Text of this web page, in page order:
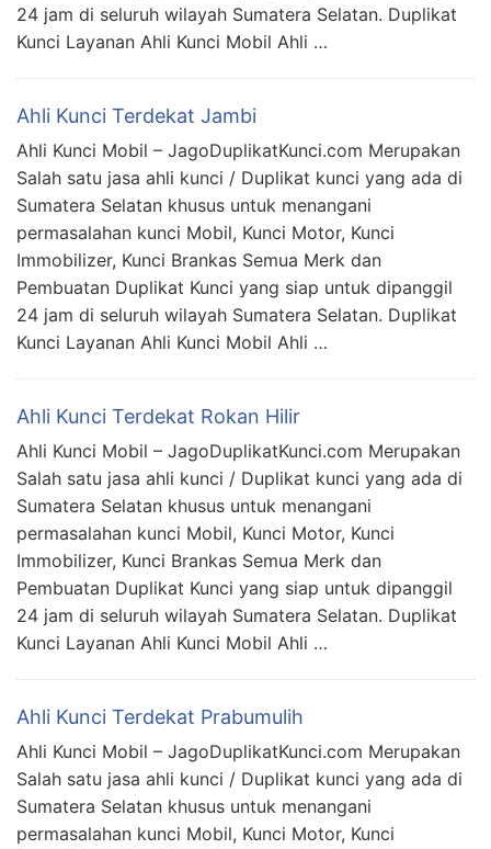
24 jam di seluruh wilayah Sumatera Selatan. Duplikat
Kunci Layanan Ahli Kunci Mobil Ahli …
Ahli Kunci Terdekat Jambi
Ahli Kunci Mobil – JagoDuplikatKunci.com Merupakan
Salah satu jasa ahli kunci / Duplikat kunci yang ada di
Sumatera Selatan khusus untuk menangani
permasalahan kunci Mobil, Kunci Motor, Kunci
Immobilizer, Kunci Brankas Semua Merk dan
Pembuatan Duplikat Kunci yang siap untuk dipanggil
24 jam di seluruh wilayah Sumatera Selatan. Duplikat
Kunci Layanan Ahli Kunci Mobil Ahli …
Ahli Kunci Terdekat Rokan Hilir
Ahli Kunci Mobil – JagoDuplikatKunci.com Merupakan
Salah satu jasa ahli kunci / Duplikat kunci yang ada di
Sumatera Selatan khusus untuk menangani
permasalahan kunci Mobil, Kunci Motor, Kunci
Immobilizer, Kunci Brankas Semua Merk dan
Pembuatan Duplikat Kunci yang siap untuk dipanggil
24 jam di seluruh wilayah Sumatera Selatan. Duplikat
Kunci Layanan Ahli Kunci Mobil Ahli …
Ahli Kunci Terdekat Prabumulih
Ahli Kunci Mobil – JagoDuplikatKunci.com Merupakan
Salah satu jasa ahli kunci / Duplikat kunci yang ada di
Sumatera Selatan khusus untuk menangani
permasalahan kunci Mobil, Kunci Motor, Kunci